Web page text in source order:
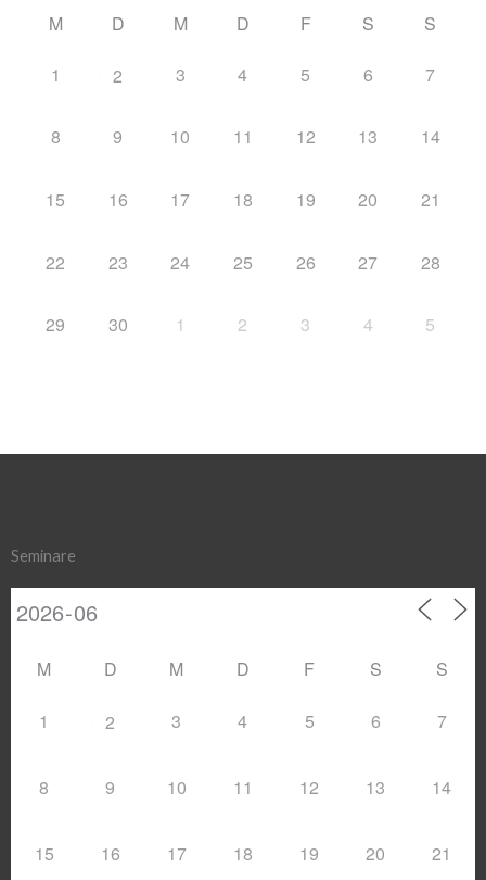
M D M D F S S
1 2 3 4 5 6 7
8 9 10 11 12 13 14
15 16 17 18 19 20 21
22 23 24 25 26 27 28
29 30 1 2 3 4 5
Seminare
M D M D F S S
1 2 3 4 5 6 7
8 9 10 11 12 13 14
15 16 17 18 19 20 21